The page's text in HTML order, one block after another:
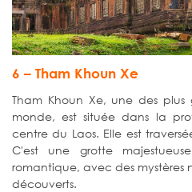
6 – Tham Khoun Xe
Tham Khoun Xe, une des plus
monde, est située dans la
centre du Laos. Elle est
C'est une grotte
romantique, avec des
découverts.